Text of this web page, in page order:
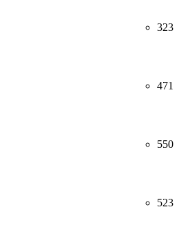
323
471
550
523